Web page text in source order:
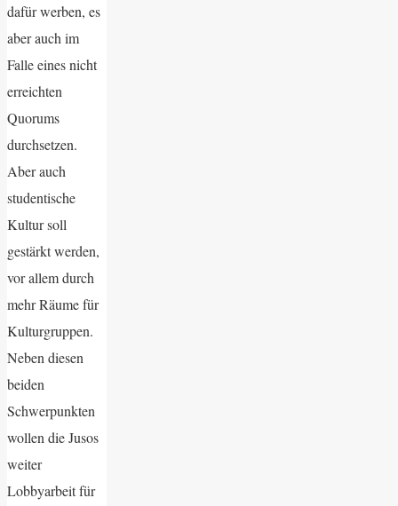
dafür werben, es
aber auch im
Falle eines nicht
erreichten
Quorums
durchsetzen.
Aber auch
studentische
Kultur soll
gestärkt werden,
vor allem durch
mehr Räume für
Kulturgruppen.
Neben diesen
beiden
Schwerpunkten
wollen die Jusos
weiter
Lobbyarbeit für